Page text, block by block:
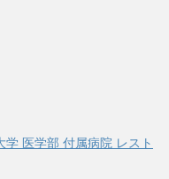
医学部 付属病院 レスト